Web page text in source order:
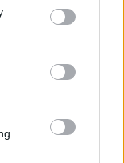
belüli